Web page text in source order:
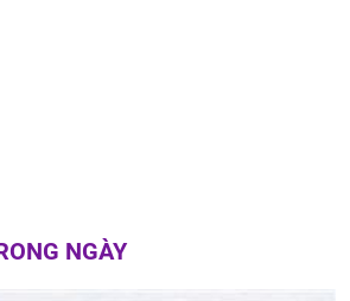
NGÀY